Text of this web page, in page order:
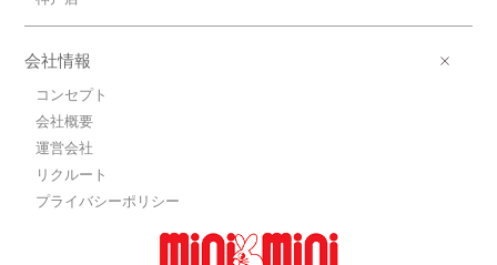
会社情報
コンセプト
会社概要
運営会社
リクルート
プライバシーポリシー